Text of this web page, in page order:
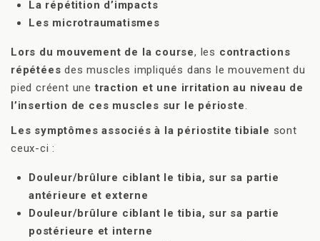
La répétition d’impacts
Les microtraumatismes
Lors du mouvement de la course, les contractions
répétées des muscles impliqués dans le mouvement du
pied créent unetraction et une irritation au niveau de
l’insertion de ces muscles sur le périoste.
Les symptômes associés à la périostite tibiale sont
ceux-ci :
Douleur/brûlure ciblant le tibia, sur sa partie
antérieure et externe
Douleur/brûlure ciblant le tibia, sur sa partie
postérieure et interne